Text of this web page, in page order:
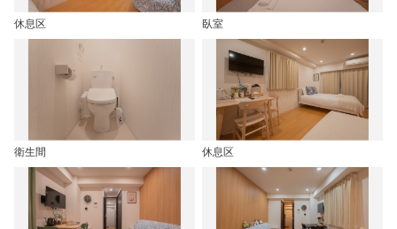
休息区 臥室
衛生間 休息区